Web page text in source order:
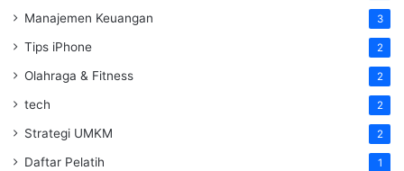
Manajemen Keuangan 3
Tips iPhone 2
Olahraga & Fitness 2
tech 2
Strategi UMKM 2
Daftar Pelatih 1